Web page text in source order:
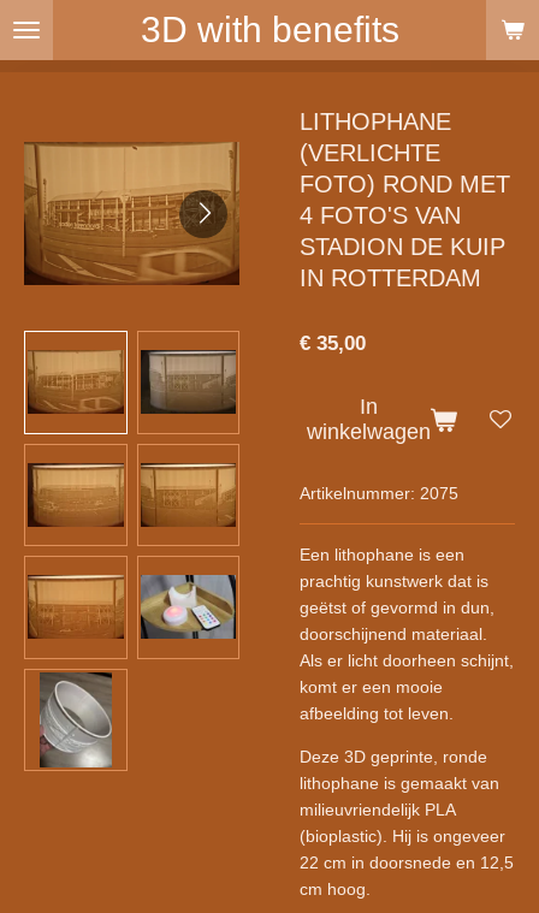
Ga
3D with benefits
LITHOPHANE
(VERLICHTE
FOTO) ROND MET
4 FOTO'S VAN
STADION DE KUIP
IN ROTTERDAM
€ 35,00
In
winkelwagen
Artikelnummer: 2075
Een lithophane is een
prachtig kunstwerk dat is
geëtst of gevormd in dun,
doorschijnend materiaal.
Als er licht doorheen schijnt,
komt er een mooie
afbeelding tot leven.
Deze 3D geprinte, ronde
lithophane is gemaakt van
milieuvriendelijk PLA
(bioplastic). Hij is ongeveer
22 cm in doorsnede en 12,5
cm hoog.